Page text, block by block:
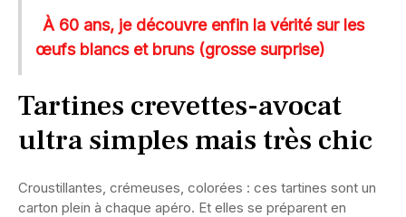
À 60 ans, je découvre enfin la vérité sur les
œufs blancs et bruns (grosse surprise)
Tartines crevettes-avocat
ultra simples mais très chic
Croustillantes, crémeuses, colorées : ces tartines sont un
carton plein à chaque apéro. Et elles se préparent en